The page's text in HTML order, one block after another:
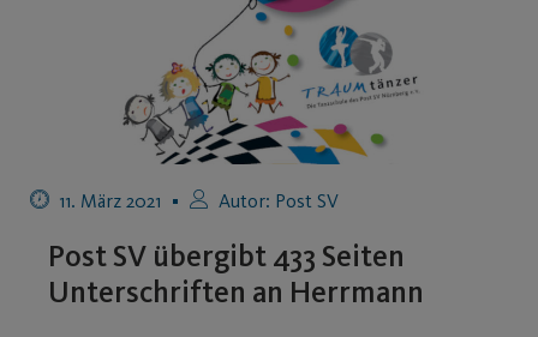
11. März 2021 Autor: Post SV
Post SV übergibt 433 Seiten
Unterschriften an Herrmann